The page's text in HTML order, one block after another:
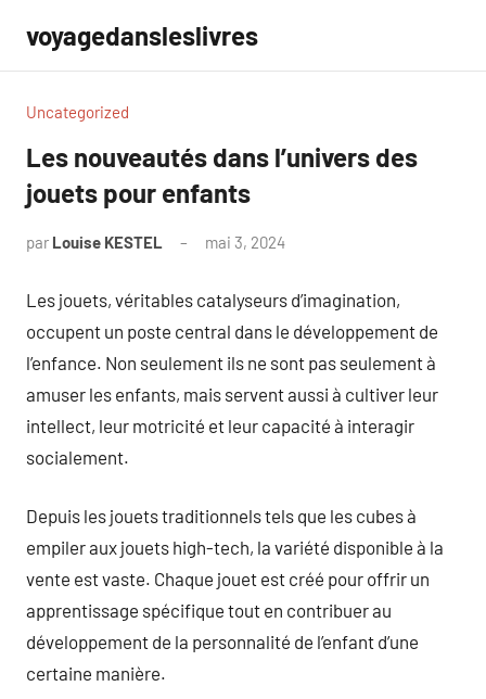
contenu
voyagedansleslivres
Uncategorized
Les nouveautés dans l’univers des
jouets pour enfants
par Louise KESTEL mai 3, 2024
Les jouets, véritables catalyseurs d’imagination,
occupent un poste central dans le développement de
l’enfance. Non seulement ils ne sont pas seulement à
amuser les enfants, mais servent aussi à cultiver leur
intellect, leur motricité et leur capacité à interagir
socialement.
Depuis les jouets traditionnels tels que les cubes à
empiler aux jouets high-tech, la variété disponible à la
vente est vaste. Chaque jouet est créé pour offrir un
apprentissage spécifique tout en contribuer au
développement de la personnalité de l’enfant d’une
certaine manière.